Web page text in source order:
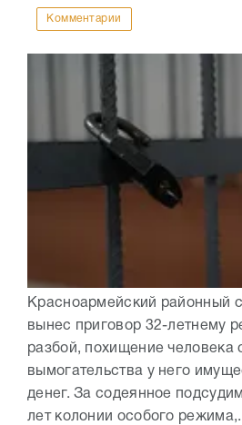
Комментарии
Красноармейский районный
вынес приговор 32-летнему
разбой, похищение человека
вымогательства у него
денег. За содеянное
лет колонии особого